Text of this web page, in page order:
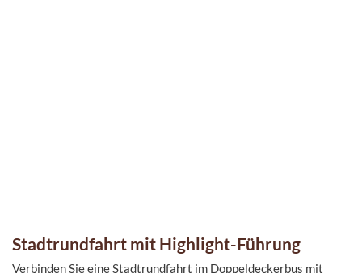
Stadtrundfahrt mit Highlight-Führung
Verbinden Sie eine Stadtrundfahrt im Doppeldeckerbus mit